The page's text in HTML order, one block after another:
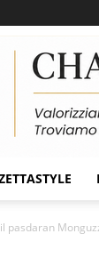
pasdaran